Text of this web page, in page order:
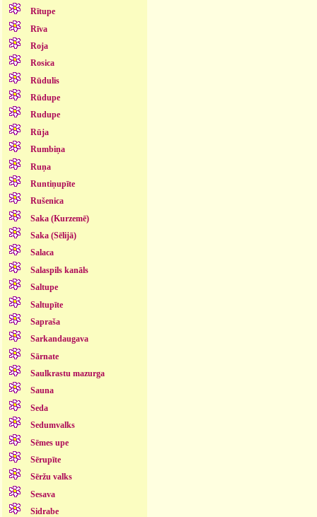
Rītupe
Rīva
Roja
Rosica
Rūdulis
Rūdupe
Rudupe
Rūja
Rumbiņa
Ruņa
Runtiņupīte
Rušenica
Saka (Kurzemē)
Saka (Sēlijā)
Salaca
Salaspils kanāls
Saltupe
Saltupīte
Sapraša
Sarkandaugava
Sārnate
Saulkrastu mazurga
Sauna
Seda
Sedumvalks
Sēmes upe
Sērupīte
Sēržu valks
Sesava
Sidrabe